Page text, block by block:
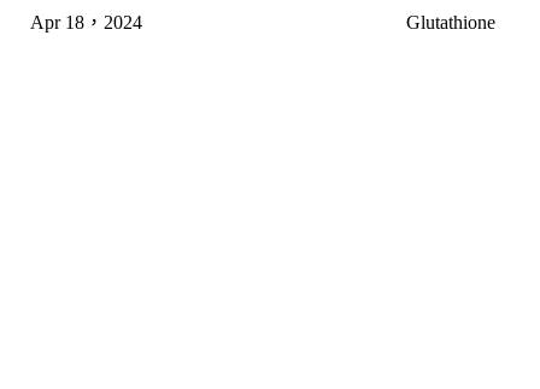
Apr 18，2024 Glutathione